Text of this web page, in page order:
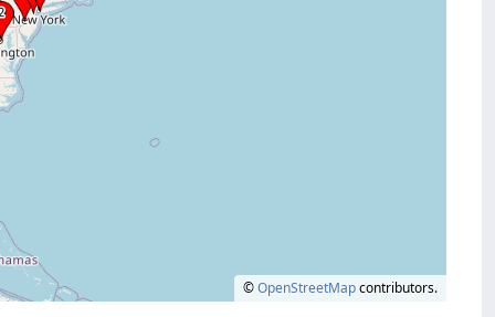
©OpenStreetMapcontributors.